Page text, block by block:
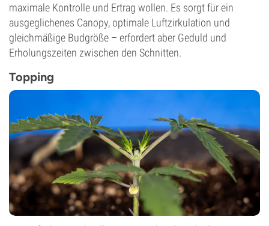
maximale Kontrolle und Ertrag wollen. Es sorgt für ein
ausgeglichenes Canopy, optimale Luftzirkulation und
gleichmäßige Budgröße – erfordert aber Geduld und
Erholungszeiten zwischen den Schnitten.
Topping